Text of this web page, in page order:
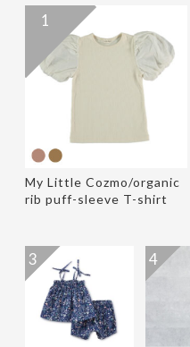
My Little Cozmo/organic
rib puff-sleeve T-shirt
1
3 4